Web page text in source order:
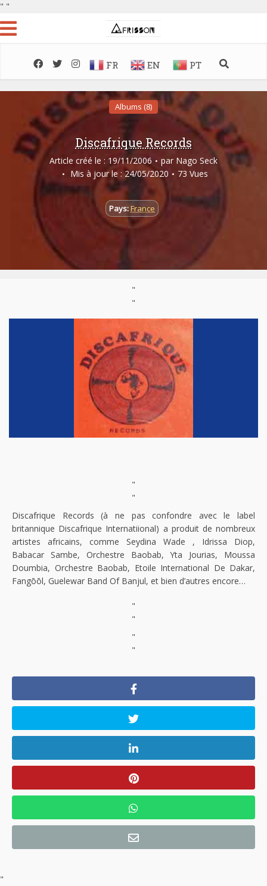
" "
FR EN PT
Albums (8)
Discafrique Records
Article créé le : 19/11/2006 par Nago Seck
Mis à jour le : 24/05/2020
73 Vues
Pays:France
"
"
"
"
Discafrique Records (à ne pas confondre avec le label
britannique Discafrique Internatiional) a produit de nombreux
artistes africains, comme Seydina Wade , Idrissa Diop,
Babacar Sambe, Orchestre Baobab, Yta Jourias, Moussa
Doumbia, Orchestre Baobab, Etoile International De Dakar,
Fangōōl, Guelewar Band Of Banjul, et bien d’autres encore…
"
"
"
"
"